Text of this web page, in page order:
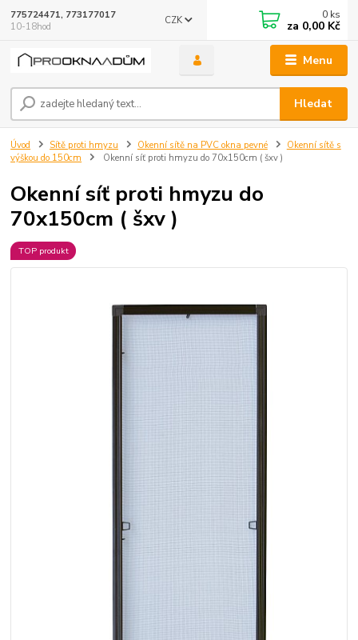
Menu
CZK
Hledat
775724471, 773177017
10-18hod
0 ks
za 0,00 Kč
Úvod Sítě proti hmyzu Okenní sítě na PVC okna pevné
Okenní sítě s
výškou do 150cm
Okenní síť proti hmyzu do 70x150cm ( šxv )
Okenní síť proti hmyzu do
70x150cm ( šxv )
TOP produkt